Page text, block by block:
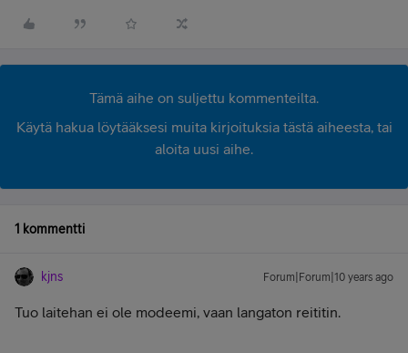
Tämä aihe on suljettu kommenteilta.
Käytä hakua löytääksesi muita kirjoituksia tästä aiheesta, tai
aloita uusi aihe.
1 kommentti
kjns Forum|Forum|10 years ago
Tuo laitehan ei ole modeemi, vaan langaton reititin.